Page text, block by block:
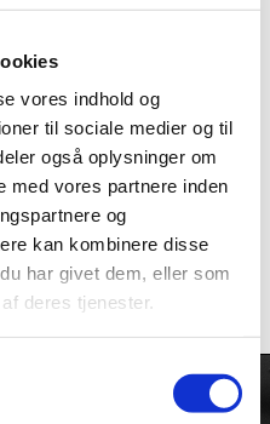
vores indhold og
til sociale medier og til
også oplysninger om
med vores partnere inden
og
kan kombinere disse
har givet dem, eller som
deres tjenester.
Scott Brilleglas
PROSPECT Lexan
Grå Works
kr.99,00